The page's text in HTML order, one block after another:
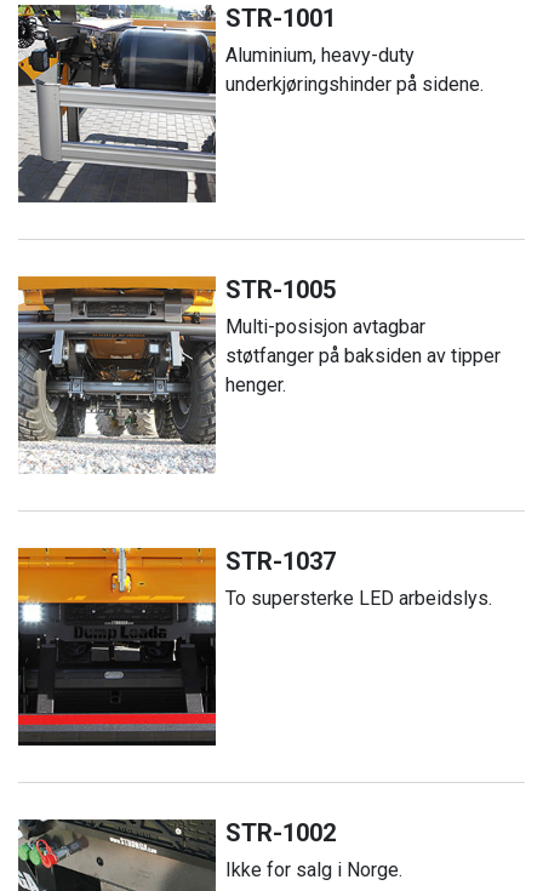
STR-1001
Aluminium, heavy-duty
underkjøringshinder på sidene.
STR-1005
Multi-posisjon avtagbar
støtfanger på baksiden av tipper
henger.
STR-1037
To supersterke LED arbeidslys.
STR-1002
Ikke for salg i Norge.